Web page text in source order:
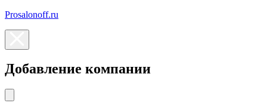
Prosalonoff.ru
Добавление компании